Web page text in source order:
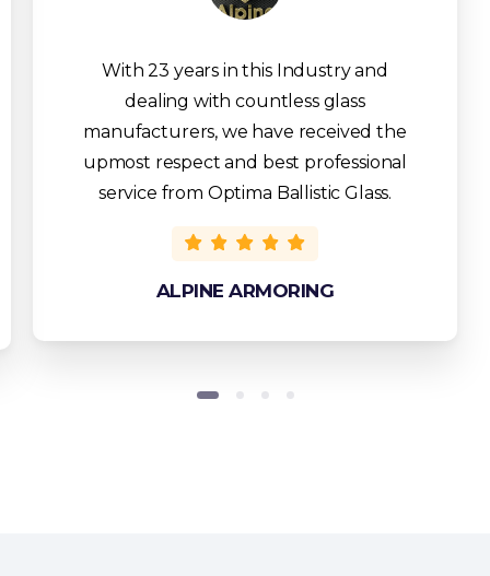
With 23 years in this Industry and
dealing with countless glass
manufacturers, we have received the
upmost respect and best professional
service from Optima Ballistic Glass.
ALPINE ARMORING